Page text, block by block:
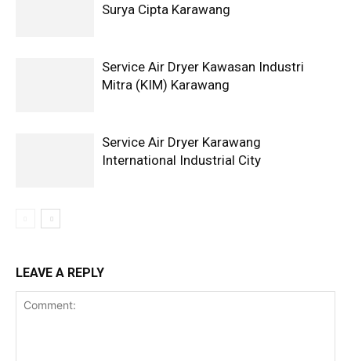
Surya Cipta Karawang
Service Air Dryer Kawasan Industri
Mitra (KIM) Karawang
Service Air Dryer Karawang
International Industrial City
LEAVE A REPLY